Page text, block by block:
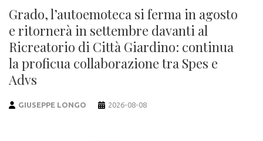
Grado, l’autoemoteca si ferma in agosto
e ritornerà in settembre davanti al
Ricreatorio di Città Giardino: continua
la proficua collaborazione tra Spes e
Advs
GIUSEPPE LONGO 2026-08-08